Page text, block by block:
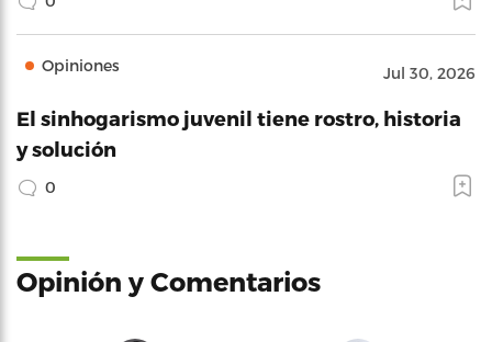
Opiniones Jul 30, 2026
El sinhogarismo juvenil tiene rostro, historia
y solución
0
Opinión y Comentarios